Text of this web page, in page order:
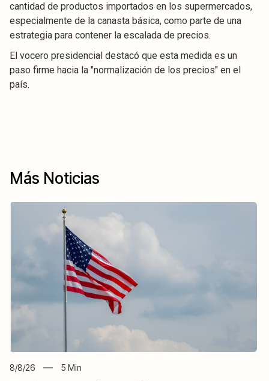
cantidad de productos importados en los supermercados,
especialmente de la canasta básica, como parte de una
estrategia para contener la escalada de precios.
El vocero presidencial destacó que esta medida es un
paso firme hacia la "normalización de los precios" en el
país.
Más Noticias
8/8/26 5 Min